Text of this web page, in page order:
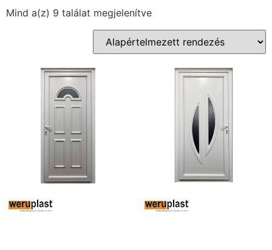
Mind a(z) 9 találat megjelenítve